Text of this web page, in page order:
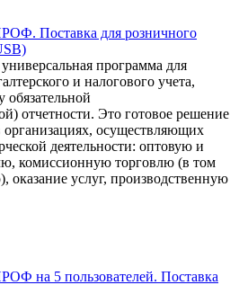
Поставка для розничного
программа для
и налогового учета,
обязательной
отчетности. Это готовое решение
организациях, осуществляющих
деятельности: оптовую и
комиссионную торговлю (в том
оказание услуг, производственную
на 5 пользователей. Поставка